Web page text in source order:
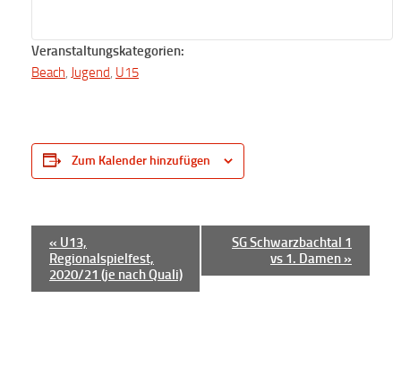
Veranstaltungskategorien:
Beach Jugend U15
Zum Kalender hinzufügen
r
« U13,
Regionalspielfest,
2020/21 (je nach Quali)
SG Schwarzbachtal 1
vs 1. Damen »